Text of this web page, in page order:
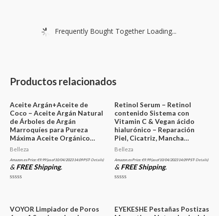
Frequently Bought Together Loading...
Productos relacionados
Aceite Argán+Aceite de
Coco – Aceite Argán Natural
de Árboles de Argán
Marroquíes para Pureza
Máxima Aceite Orgánico…
Belleza
Amazon.es Price:€9.99(as of 10/04/2023 14:09 PST-Details)
& FREE Shipping.
5
Retinol Serum – Retinol
contenido Sistema con
Vitamin C & Vegan ácido
hialurónico – Reparación
Piel, Cicatriz, Mancha…
Belleza
Amazon.es Price:€9.99(as of 10/04/2023 14:09 PST-Details)
& FREE Shipping.
5
VOYOR Limpiador de Poros
EYEKESHE Pestañas Postizas